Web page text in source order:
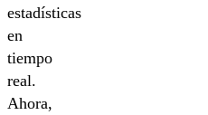
estadísticas
en
tiempo
real.
Ahora,